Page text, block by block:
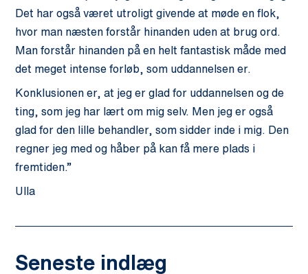
Det har også været utroligt givende at møde en flok,
hvor man næsten forstår hinanden uden at brug ord.
Man forstår hinanden på en helt fantastisk måde med
det meget intense forløb, som uddannelsen er.
Konklusionen er, at jeg er glad for uddannelsen og de
ting, som jeg har lært om mig selv. Men jeg er også
glad for den lille behandler, som sidder inde i mig. Den
regner jeg med og håber på kan få mere plads i
fremtiden.”
Ulla
Seneste indlæg